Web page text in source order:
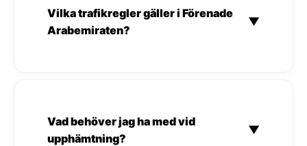
Vilka trafikregler gäller i Förenade
Arabemiraten?
▼
Vad behöver jag ha med vid
upphämtning?
▼